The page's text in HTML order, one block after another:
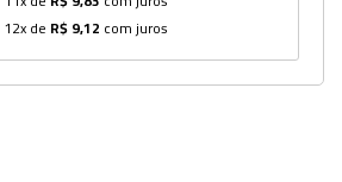
12x de R$ 9,12 com juros